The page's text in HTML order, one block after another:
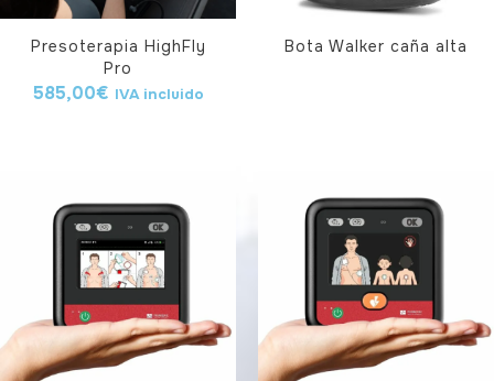
Presoterapia HighFly
Pro
585,00€ IVA incluido
Bota Walker caña alta